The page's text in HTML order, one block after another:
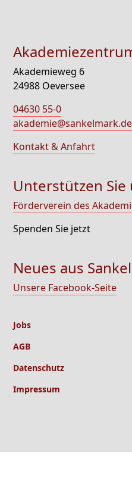
Akademieweg 6
24988 Oeversee
04630 55-0
akademie@sankelmark.de
Kontakt & Anfahrt
Unterstützen
Förderverein des
Spenden Sie jetzt
Neues aus
Unsere Facebook-Seite
Jobs
AGB
Datenschutz
Impressum